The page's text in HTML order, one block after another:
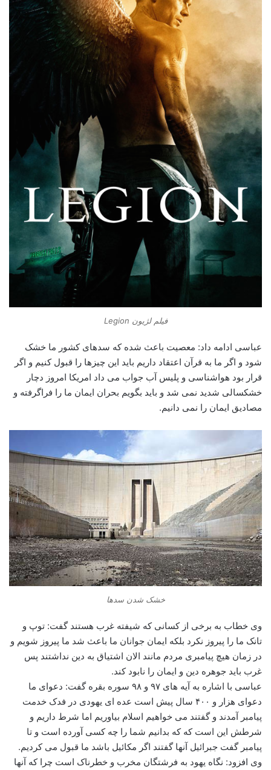
فیلم لژیون Legion
عباسی ادامه داد: معصیت باعث شده که سدهای کشور ما خشک
شود و اگر ما به قرآن اعتقاد داریم باید این چیزها را قبول کنیم و اگر
قرار بود هواشناسی و پلیس آب جواب می داد امریکا امروز دچار
خشکسالی شدید نمی شد و باید بگویم بحران ایمان ما را فراگرفته و
مصادیق ایمان را نمی دانیم.
خشک شدن سدها
وی خطاب به برخی از کسانی که شیفته غرب هستند گفت: توپ و
تانک ما را پیروز نکرد بلکه ایمان جوانان ما باعث شد ما پیروز شویم و
در زمان هیچ پیامبری مردم مانند الان اشتیاق به دین نداشتند پس
غرب باید جوهره دین و ایمان را نابود کند.
عباسی با اشاره به آیه های ۹۷ و ۹۸ سوره بقره گفت: دعوای ما
دعوای هزار و ۴۰۰ سال پیش است عده ای یهودی در فدک خدمت
پیامبر آمدند و گفتند می خواهیم اسلام بیاوریم اما شرط داریم و
شرطش این است که که بدانیم شما را چه کسی آورده است و تا
پیامبر گفت جبرائیل آنها گفتند اگر مکائیل باشد ما قبول می کردیم.
وی افزود: نگاه یهود به فرشتگان مخرب و خطرناک است چرا که آنها